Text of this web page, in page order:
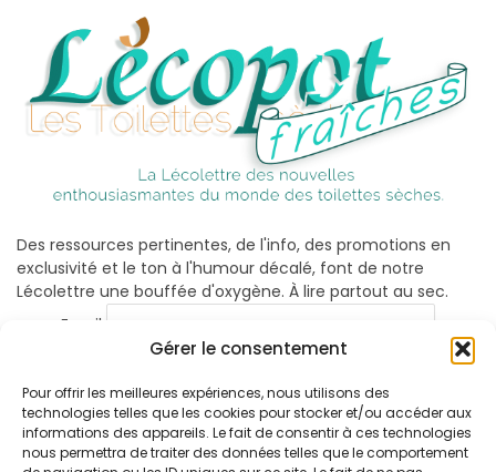
Gérer le consentement
Pour offrir les meilleures expériences, nous utilisons des
technologies telles que les cookies pour stocker et/ou accéder aux
informations des appareils. Le fait de consentir à ces technologies
nous permettra de traiter des données telles que le comportement
Des ressources pertinentes, de l'info, des promotions en
exclusivité et le ton à l'humour décalé, font de notre
Lécolettre une bouffée d'oxygène. À lire partout au sec.
Email